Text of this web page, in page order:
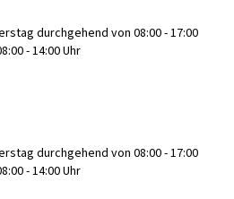
durchgehend von 08:00 - 17:00
- 14:00 Uhr
durchgehend von 08:00 - 17:00
- 14:00 Uhr